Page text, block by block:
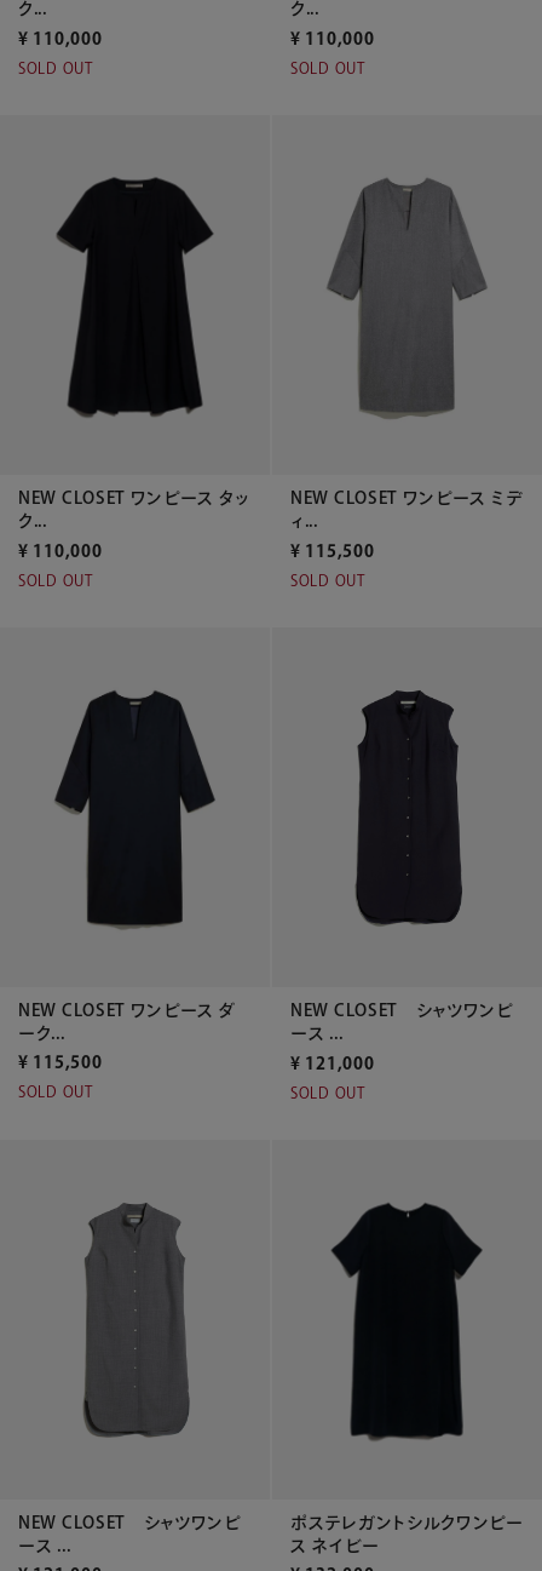
ク...
¥ 110,000
SOLD OUT
ク...
¥ 110,000
SOLD OUT
NEW CLOSET ワンピース タッ
ク...
¥ 110,000
SOLD OUT
NEW CLOSET ワンピース ミデ
ィ...
¥ 115,500
SOLD OUT
NEW CLOSET ワンピース ダ
ーク...
¥ 115,500
SOLD OUT
NEW CLOSET シャツワンピ
ース ...
¥ 121,000
SOLD OUT
NEW CLOSET シャツワンピ
ース ...
ポステレガントシルクワンピー
ス ネイビー